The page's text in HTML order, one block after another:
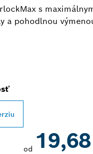
s
a pohodlnou
od